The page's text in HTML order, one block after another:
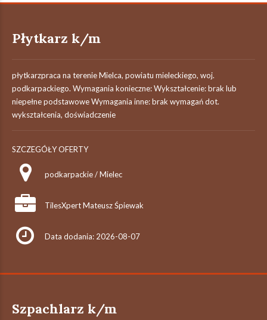
Płytkarz k/m
płytkarzpraca na terenie Mielca, powiatu mieleckiego, woj.
podkarpackiego. Wymagania konieczne: Wykształcenie: brak lub
niepełne podstawowe Wymagania inne: brak wymagań dot.
wykształcenia, doświadczenie
SZCZEGÓŁY OFERTY
podkarpackie / Mielec
TilesXpert Mateusz Śpiewak
Data dodania: 2026-08-07
Szpachlarz k/m